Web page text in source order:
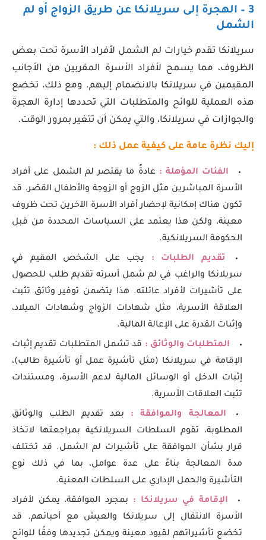
3 – الهجرة إلى سريلانكا عن طريق الزواج
أو لم
الشمل
سريلانكا تقدم خيارات لم الشمل لأفراد الأسرة تحت بعض
الظروف، مما يسمح لأفراد الأسرة المقربين من الأجانب
المقيمين في سريلانكا بالانضمام إليهم. ومع ذلك، تخضع
هذه العملية للوائح والمتطلبات التي تحددها إدارة الهجرة
والجوازات في سريلانكا، والتي يمكن أن تتغير بمرور الوقت.
إليك نظرة عامة على كيفية عمل ذلك :
الفئات المؤهلة : عادةً ما يقتصر لم الشمل على أفراد
الأسرة المباشرين مثل الزوج أو الزوجة والأطفال القصّر. قد
تكون هناك إمكانية لإحضار أفراد الأسرة الآخرين تحت ظروف
معينة، ولكن هذا يعتمد على السياسات المحددة من قبل
الحكومة السريلانكية.
تقديم الطلبات :
يجب على الشخص المقيم في
سريلانكا والراغب في لم شمل أسرته تقديم طلب للحصول
على تأشيرات لأفراد عائلته. هذا يتضمن توفير وثائق تثبت
العلاقة الأسرية، مثل شهادات الزواج وشهادات الميلاد،
وإثبات القدرة على الإعالة المالية.
المتطلبات والوثائق : قد تشمل المتطلبات تقديم إثبات
الإقامة في سريلانكا (مثل تأشيرة عمل أو تأشيرة طالب)،
إثبات الدخل أو الوسائل المالية لدعم الأسرة، ومستندات
تثبت العلاقات الأسرية.
المعالجة والموافقة : بعد تقديم الطلب والوثائق
المطلوبة، تقوم السلطات السريلانكية بمراجعتها لاتخاذ
قرار بشأن الموافقة على تأشيرات لم الشمل. قد تختلف
مدة المعالجة بناءً على عدة عوامل، بما في ذلك نوع
التأشيرة والحمل الإداري على السلطات المعنية.
الإقامة في سريلانكا :
بمجرد الموافقة، يمكن لأفراد
الأسرة الانتقال إلى سريلانكا والعيش مع أحبائهم. قد
تخضع تأشيراتهم لقيود معينة ويمكن تجديدها وفقًا للوائح